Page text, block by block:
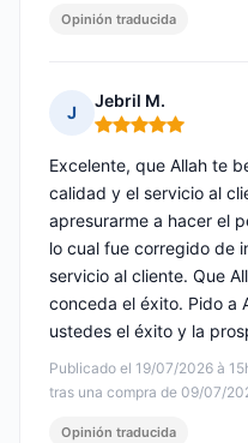
Opinión traducida
J
Jebril M.
Nota: 5 de 5
Publicado el 19/07/2026 à
tras una compra de 09/07/
Excelente, que Allah te
calidad y el servicio al
apresurarme a hacer el
lo cual fue corregido de
servicio al cliente. Que
conceda el éxito. Pido a
ustedes el éxito y la
Opinión traducida